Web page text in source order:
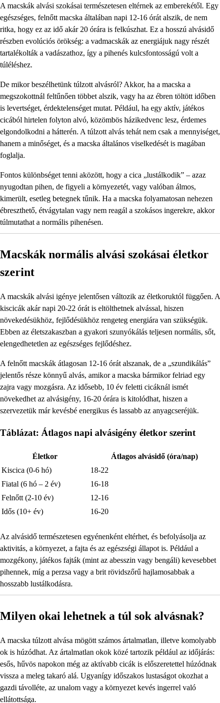
A macskák alvási szokásai természetesen eltérnek az emberekétől. Egy
egészséges, felnőtt macska általában napi 12-16 órát alszik, de nem
ritka, hogy ez az idő akár 20 órára is felkúszhat. Ez a hosszú alvásidő
részben evolúciós örökség: a vadmacskák az energiájuk nagy részét
tartalékolták a vadászathoz, így a pihenés kulcsfontosságú volt a
túléléshez.
De mikor beszélhetünk túlzott alvásról? Akkor, ha a macska a
megszokottnál feltűnően többet alszik, vagy ha az ébren töltött időben
is levertséget, érdektelenséget mutat. Például, ha egy aktív, játékos
cicából hirtelen folyton alvó, közömbös házikedvenc lesz, érdemes
elgondolkodni a hátterén. A túlzott alvás tehát nem csak a mennyiséget,
hanem a minőséget, és a macska általános viselkedését is magában
foglalja.
Fontos különbséget tenni aközött, hogy a cica „lustálkodik” – azaz
nyugodtan pihen, de figyeli a környezetét, vagy valóban álmos,
kimerült, esetleg betegnek tűnik. Ha a macska folyamatosan nehezen
ébreszthető, étvágytalan vagy nem reagál a szokásos ingerekre, akkor
túlmutathat a normális pihenésen.
Macskák normális alvási szokásai életkor
szerint
A macskák alvási igénye jelentősen változik az életkoruktól függően. A
kiscicák akár napi 20-22 órát is eltölthetnek alvással, hiszen
növekedésükhöz, fejlődésükhöz rengeteg energiára van szükségük.
Ebben az életszakaszban a gyakori szunyókálás teljesen normális, sőt,
elengedhetetlen az egészséges fejlődéshez.
A felnőtt macskák átlagosan 12-16 órát alszanak, de a „szundikálás”
jelentős része könnyű alvás, amikor a macska bármikor felriad egy
zajra vagy mozgásra. Az idősebb, 10 év feletti cicáknál ismét
növekedhet az alvásigény, 16-20 órára is kitolódhat, hiszen a
szervezetük már kevésbé energikus és lassabb az anyagcseréjük.
Táblázat: Átlagos napi alvásigény életkor szerint
Életkor
Átlagos alvásidő (óra/nap)
Kiscica (0-6 hó)
18-22
Fiatal (6 hó – 2 év)
16-18
Felnőtt (2-10 év)
12-16
Idős (10+ év)
16-20
Az alvásidő természetesen egyénenként eltérhet, és befolyásolja az
aktivitás, a környezet, a fajta és az egészségi állapot is. Például a
mozgékony, játékos fajták (mint az abesszin vagy bengáli) kevesebbet
pihennek, míg a perzsa vagy a brit rövidszőrű hajlamosabbak a
hosszabb lustálkodásra.
Milyen okai lehetnek a túl sok alvásnak?
A macska túlzott alvása mögött számos ártalmatlan, illetve komolyabb
ok is húzódhat. Az ártalmatlan okok közé tartozik például az időjárás:
esős, hűvös napokon még az aktívabb cicák is előszeretettel húzódnak
vissza a meleg takaró alá. Ugyanígy időszakos lustaságot okozhat a
gazdi távolléte, az unalom vagy a környezet kevés ingerrel való
ellátottsága.